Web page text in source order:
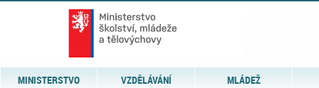
MINISTERSTVO VZDĚLÁVÁNÍ MLÁDEŽ